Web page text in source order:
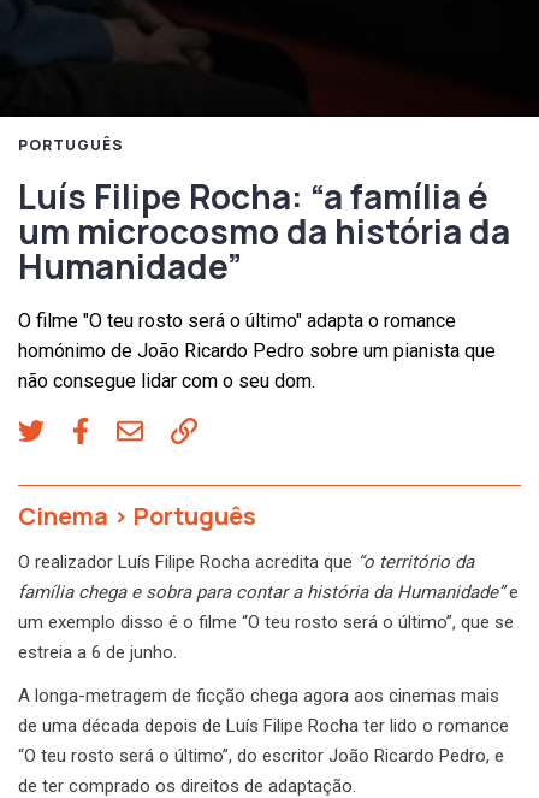
PORTUGUÊS
Luís Filipe Rocha: “a família é
um microcosmo da história da
Humanidade”
O filme "O teu rosto será o último" adapta o romance
homónimo de João Ricardo Pedro sobre um pianista que
não consegue lidar com o seu dom.
Cinema > Português
O realizador Luís Filipe Rocha acredita que “o território da
família chega e sobra para contar a história da Humanidade”e
um exemplo disso é o filme “O teu rosto será o último”, que se
estreia a 6 de junho.
A longa-metragem de ficção chega agora aos cinemas mais
de uma década depois de Luís Filipe Rocha ter lido o romance
“O teu rosto será o último”, do escritor João Ricardo Pedro, e
de ter comprado os direitos de adaptação.